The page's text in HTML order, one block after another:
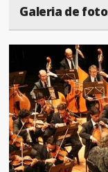
Galeria de